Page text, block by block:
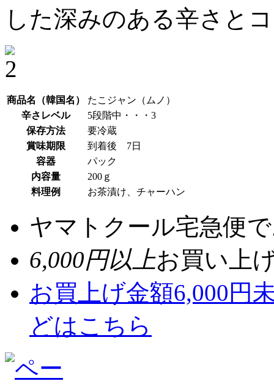
した深みのある辛さと
商品名（韓国名）
たこジャン（ムノ）
辛さレベル
5段階中・・・3
保存方法
要冷蔵
賞味期限
到着後 7日
容器
パック
内容量
200ｇ
料理例
お茶漬け、チャーハン
ヤマトクール宅急便
6,000円以上お買い上
お買上げ金額6,000円
どはこちら